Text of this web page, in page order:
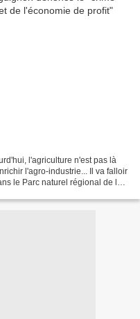
l'agriculture n'est pas là
l'agro-industrie... Il va falloir
le Parc naturel régional de la